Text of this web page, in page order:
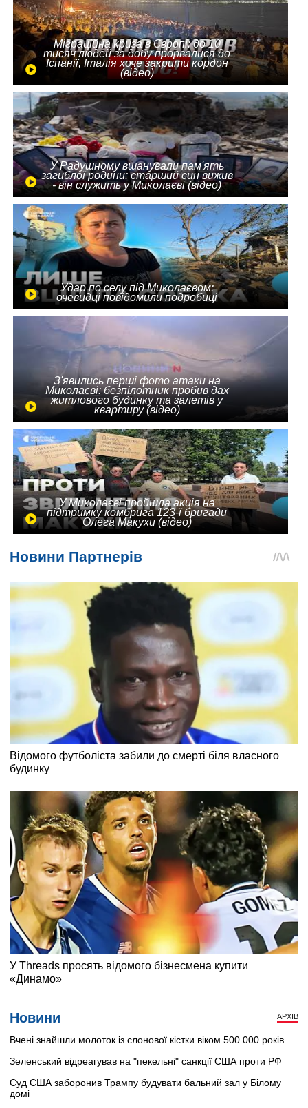
Міграційна криза в Європі: до 10
тисяч людей за добу прорвалися до
Іспанії, Італія хоче закрити кордон
(відео)
У Радушному вшанували пам'ять
загиблої родини: старший син вижив
- він служить у Миколаєві (відео)
Удар по селу під Миколаєвом:
очевидці повідомили подробиці
З'явились перші фото атаки на
Миколаєві: безпілотник пробив дах
житлового будинку та залетів у
квартиру (відео)
У Миколаєві пройшла акція на
підтримку комбрига 123-ї бригади
Олега Макухи (відео)
Новини АРХІВ
Вчені знайшли молоток із слонової кістки віком 500 000 років
Зеленський відреагував на "пекельні" санкції США проти РФ
Суд США заборонив Трампу будувати бальний зал у Білому
домі